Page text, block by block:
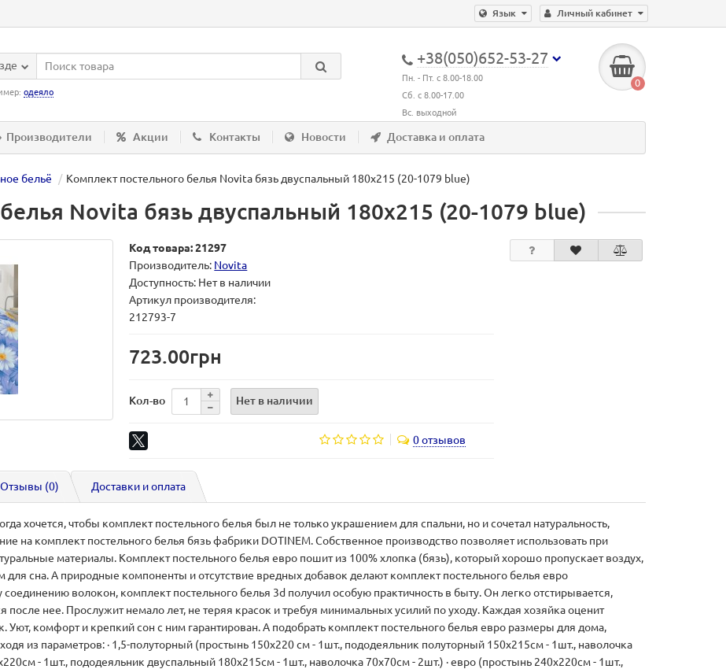
Личный кабинет
Язык
+38(050)652-53-27
Пн. - Пт. с 8.00-18.00
Сб. с 8.00-17.00
Вс. выходной
0
одеяло
Производители Акции Контакты Новости Доставка и оплата
бельё Комплект постельного белья Novita бязь двуспальный 180х215 (20-1079 blue)
Novita бязь двуспальный 180х215 (20-1079 blue)
Код товара: 21297
Производитель: Novita
Доступность: Нет в наличии
Артикул производителя:
212793-7
723.00грн
Кол-во Нет в наличии
0 отзывов
Отзывы (0) Доставки и оплата
хочется, чтобы комплект постельного белья был не только украшением для спальни, но и сочетал натуральность,
на комплект постельного белья бязь фабрики DOTINEM. Собственное производство позволяет использовать при
материалы. Комплект постельного белья евро пошит из 100% хлопка (бязь), который хорошо пропускает воздух,
сна. А природные компоненты и отсутствие вредных добавок делают комплект постельного белья евро
волокон, комплект постельного белья 3d получил особую практичность в быту. Он легко отстирывается,
нее. Прослужит немало лет, не теряя красок и требуя минимальных усилий по уходу. Каждая хозяйка оценит
Уют, комфорт и крепкий сон с ним гарантирован. А подобрать комплект постельного белья евро размеры для дома,
из параметров: · 1,5-полуторный (простынь 150х220 см - 1шт., пододеяльник полуторный 150х215см - 1шт., наволочка
- 1шт., пододеяльник двуспальный 180х215см - 1шт., наволочка 70х70см - 2шт.) · евро (простынь 240х220см - 1шт.,